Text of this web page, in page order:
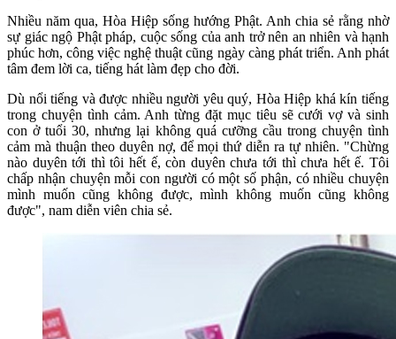
Nhiều năm qua, Hòa Hiệp sống hướng Phật. Anh chia sẻ rằng nhờ
sự giác ngộ Phật pháp, cuộc sống của anh trở nên an nhiên và hạnh
phúc hơn, công việc nghệ thuật cũng ngày càng phát triển. Anh phát
tâm đem lời ca, tiếng hát làm đẹp cho đời.
Dù nổi tiếng và được nhiều người yêu quý, Hòa Hiệp khá kín tiếng
trong chuyện tình cảm. Anh từng đặt mục tiêu sẽ cưới vợ và sinh
con ở tuổi 30, nhưng lại không quá cưỡng cầu trong chuyện tình
cảm mà thuận theo duyên nợ, để mọi thứ diễn ra tự nhiên. "Chừng
nào duyên tới thì tôi hết ế, còn duyên chưa tới thì chưa hết ế. Tôi
chấp nhận chuyện mỗi con người có một số phận, có nhiều chuyện
mình muốn cũng không được, mình không muốn cũng không
được", nam diễn viên chia sẻ.